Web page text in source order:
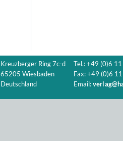
Kreuzberger Ring 7c-d
65205 Wiesbaden
Deutschland
Tel.: +49 (0)6
Fax: +49 (0)6
Email: